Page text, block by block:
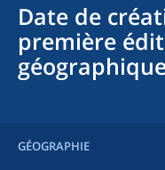
Date de
première
GÉOGRAPHIE